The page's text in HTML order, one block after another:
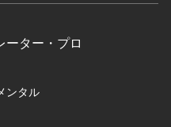
ーター・プロ
ンタル